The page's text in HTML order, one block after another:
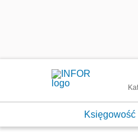
Księgowość